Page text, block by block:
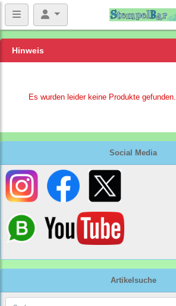
Social Media
Artikelsuche
Hinweis
Es wurden leider keine Produkte gefunden.